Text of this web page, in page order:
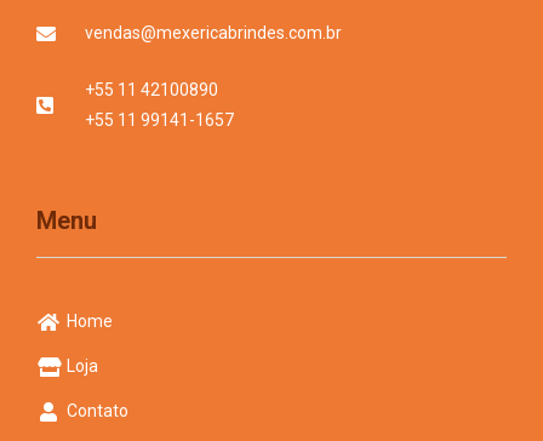
vendas@mexericabrindes.com.br
+55 11 42100890
+55 11 99141-1657
Menu
Home
Loja
Contato